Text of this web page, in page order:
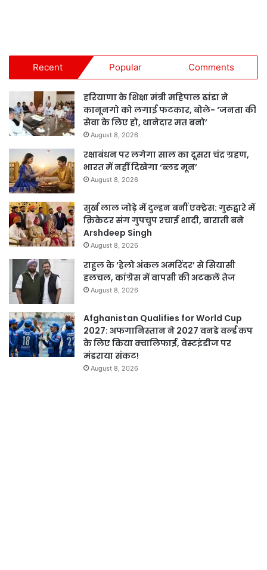
Recent Popular Comments
हरियाणा के शिक्षा मंत्री महिपाल ढांडा ने
कानूनगो को लगाई फटकार, बोले- ‘जनता की
सेवा के लिए हो, थानेदार मत बनो’
August 8, 2026
रक्षाबंधन पर लगेगा साल का दूसरा चंद्र ग्रहण,
भारत में नहीं दिखेगा ‘ब्लड मून’
August 8, 2026
सुर्ख लाल जोड़े में दुल्हन बनीं एक्ट्रेस: गुरुद्वारे में
क्रिकेटर संग गुपचुप रचाई शादी, बाराती बने
Arshdeep Singh
August 8, 2026
राहुल के ‘हेलो अंकल अमरिंदर’ से सियासी
हलचल, कांग्रेस में वापसी की अटकलें तेज
August 8, 2026
Afghanistan Qualifies for World Cup
2027: अफगानिस्तान ने 2027 वनडे वर्ल्ड कप
के लिए किया क्वालिफाई, वेस्टइंडीज पर
मंडराया संकट!
August 8, 2026